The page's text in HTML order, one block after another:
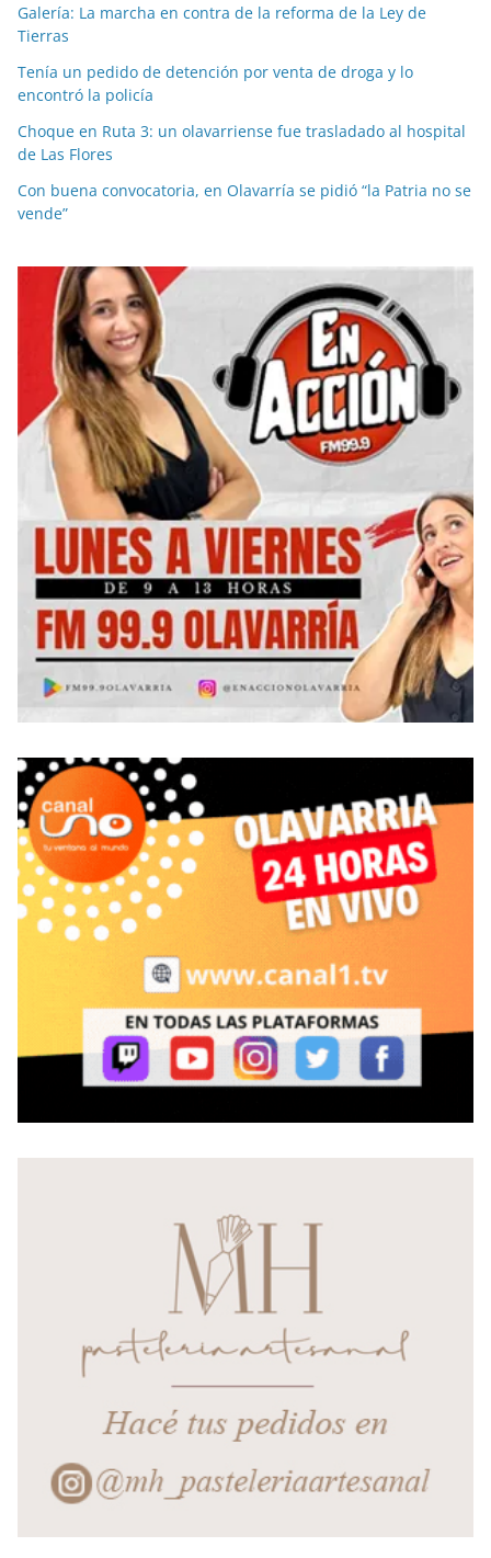
Galería: La marcha en contra de la reforma de la Ley de
Tierras
Tenía un pedido de detención por venta de droga y lo
encontró la policía
Choque en Ruta 3: un olavarriense fue trasladado al hospital
de Las Flores
Con buena convocatoria, en Olavarría se pidió “la Patria no se
vende”